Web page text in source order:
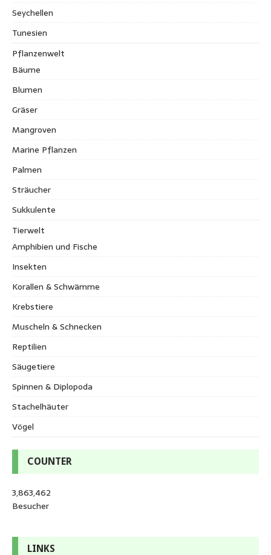
Seychellen
Tunesien
Pflanzenwelt
Bäume
Blumen
Gräser
Mangroven
Marine Pflanzen
Palmen
Sträucher
Sukkulente
Tierwelt
Amphibien und Fische
Insekten
Korallen & Schwämme
Krebstiere
Muscheln & Schnecken
Reptilien
Säugetiere
Spinnen & Diplopoda
Stachelhäuter
Vögel
COUNTER
3,863,462
Besucher
LINKS